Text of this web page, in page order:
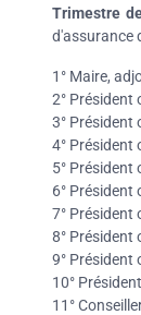
Trimestre
d'assurance
1° Maire,
2° Président
3° Président
4° Président
5° Président
6° Président
7° Président
8° Président
9° Président
10°
11°